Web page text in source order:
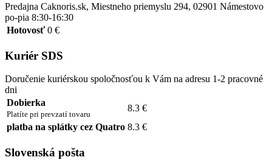
Predajna Caknoris.sk, Miestneho priemyslu 294, 02901 Námestovo
po-pia 8:30-16:30
Hotovosť 0 €
Kuriér SDS
Doručenie kuriérskou spoločnosťou k Vám na adresu 1-2 pracovné
dni
Dobierka
Platíte pri prevzatí tovaru
8.3 €
platba na splátky cez Quatro 8.3 €
Slovenská pošta